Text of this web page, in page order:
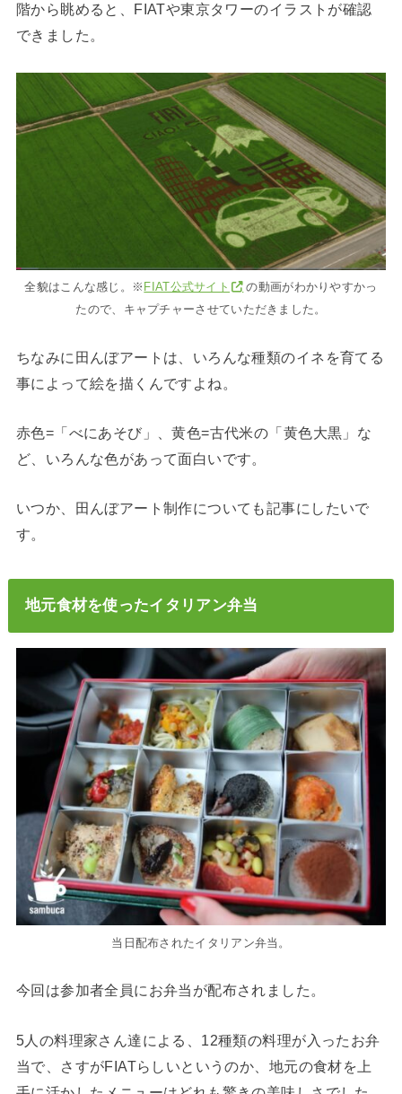
階から眺めると、FIATや東京タワーのイラストが確認
できました。
全貌はこんな感じ。※ FIAT公式サイト
の動画がわかりやすかっ
たので、キャプチャーさせていただきました。
ちなみに田んぼアートは、いろんな種類のイネを育てる
事によって絵を描くんですよね。
赤色=「べにあそび」、黄色=古代米の「黄色大黒」な
ど、いろんな色があって面白いです。
いつか、田んぼアート制作についても記事にしたいで
す。
地元食材を使ったイタリアン弁当
当日配布されたイタリアン弁当。
今回は参加者全員にお弁当が配布されました。
5人の料理家さん達による、12種類の料理が入ったお弁
当で、さすがFIATらしいというのか、地元の食材を上